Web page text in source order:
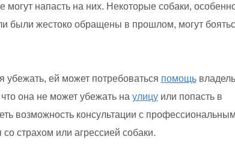
напасть на них. Некоторые собаки,
были жестоко обращены в прошлом, могут
убежать, ей может потребоваться помощь
она не может убежать на улицуили попасть в
возможность консультации с
страхом или агрессией собаки.